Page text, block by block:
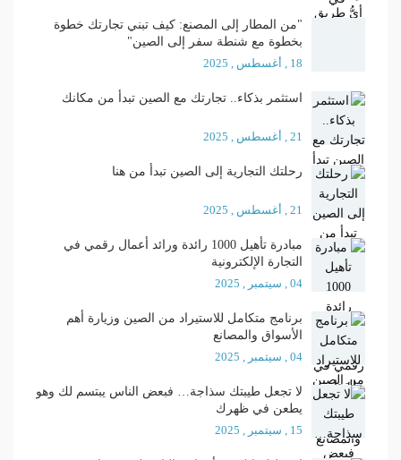
"من المطار إلى المصنع: كيف تبني تجارتك خطوة
بخطوة مع شنطة سفر إلى الصين"
18 , أغسطس , 2025
استثمر بذكاء.. تجارتك مع الصين تبدأ من مكانك
21 , أغسطس , 2025
رحلتك التجارية إلى الصين تبدأ من هنا
21 , أغسطس , 2025
مبادرة تأهيل 1000 رائدة ورائد أعمال رقمي في
التجارة الإلكترونية
04 , سيتمبر , 2025
برنامج متكامل للاستيراد من الصين وزيارة أهم
الأسواق والمصانع
04 , سيتمبر , 2025
لا تجعل طيبتك سذاجة… فبعض الناس يبتسم لك وهو
يطعن في ظهرك
15 , سيتمبر , 2025